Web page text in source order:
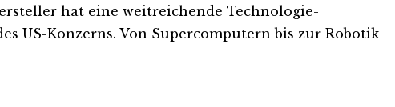
hat eine weitreichende Technologie-
US-Konzerns. Von Supercomputern bis zur Robotik